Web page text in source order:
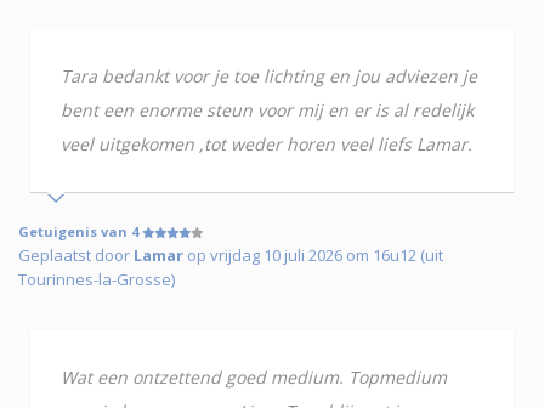
Tara bedankt voor je toe lichting en jou adviezen je
bent een enorme steun voor mij en er is al redelijk
veel uitgekomen ,tot weder horen veel liefs Lamar.
Getuigenis van 4
Geplaatst door Lamar op vrijdag 10 juli 2026 om 16u12 (uit
Tourinnes-la-Grosse)
Wat een ontzettend goed medium. Topmedium